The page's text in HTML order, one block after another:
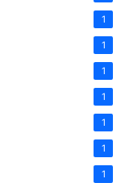
1
1
1
1
1
1
1